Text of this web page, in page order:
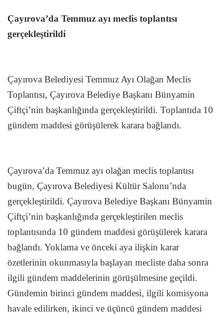
Çayırova’da Temmuz ayı meclis toplantısı
gerçekleştirildi
Çayırova Belediyesi Temmuz Ayı Olağan Meclis
Toplantısı, Çayırova Belediye Başkanı Bünyamin
Çiftçi’nin başkanlığında gerçekleştirildi. Toplantıda 10
gündem maddesi görüşülerek karara bağlandı.
Çayırova’da Temmuz ayı olağan meclis toplantısı
bugün, Çayırova Belediyesi Kültür Salonu’nda
gerçekleştirildi. Çayırova Belediye Başkanı Bünyamin
Çiftçi’nin başkanlığında gerçekleştirilen meclis
toplantısında 10 gündem maddesi görüşülerek karara
bağlandı. Yoklama ve önceki aya ilişkin karar
özetlerinin okunmasıyla başlayan mecliste daha sonra
ilgili gündem maddelerinin görüşülmesine geçildi.
Gündemin birinci gündem maddesi, ilgili komisyona
havale edilirken, ikinci ve üçüncü gündem maddesi